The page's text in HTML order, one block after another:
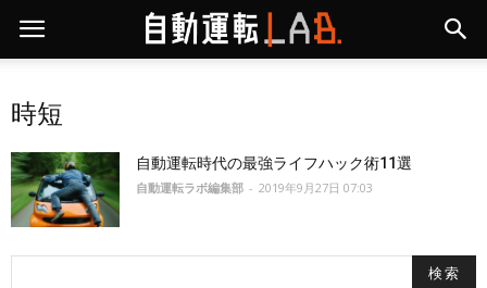
時短
自動運転時代の最強ライフハック術11選
自動運転ラボ編集部 - 2019年9月27日 07:03